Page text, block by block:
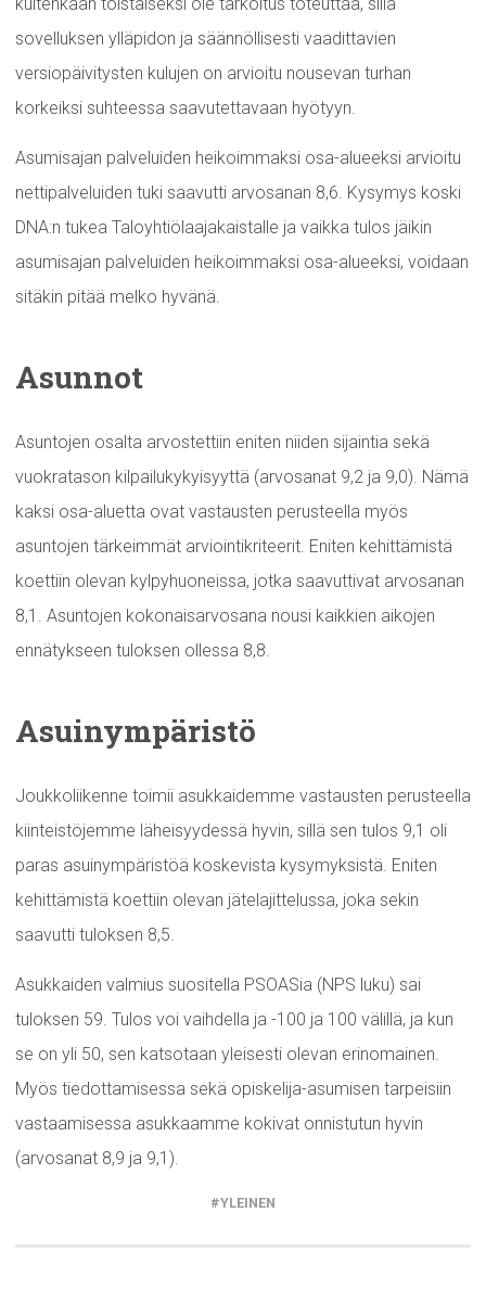
sovelluksen ylläpidon ja säännöllisesti vaadittavien
versiopäivitysten kulujen on arvioitu nousevan turhan
korkeiksi suhteessa saavutettavaan hyötyyn.
Asumisajan palveluiden heikoimmaksi osa-alueeksi arvioitu
nettipalveluiden tuki saavutti arvosanan 8,6. Kysymys koski
DNA:n tukea Taloyhtiölaajakaistalle ja vaikka tulos jäikin
asumisajan palveluiden heikoimmaksi osa-alueeksi, voidaan
sitäkin pitää melko hyvänä.
Asunnot
Asuntojen osalta arvostettiin eniten niiden sijaintia sekä
vuokratason kilpailukykyisyyttä (arvosanat 9,2 ja 9,0). Nämä
kaksi osa-aluetta ovat vastausten perusteella myös
asuntojen tärkeimmät arviointikriteerit. Eniten kehittämistä
koettiin olevan kylpyhuoneissa, jotka saavuttivat arvosanan
8,1. Asuntojen kokonaisarvosana nousi kaikkien aikojen
ennätykseen tuloksen ollessa 8,8.
Asuinympäristö
Joukkoliikenne toimii asukkaidemme vastausten perusteella
kiinteistöjemme läheisyydessä hyvin, sillä sen tulos 9,1 oli
paras asuinympäristöä koskevista kysymyksistä. Eniten
kehittämistä koettiin olevan jätelajittelussa, joka sekin
saavutti tuloksen 8,5.
Asukkaiden valmius suositella PSOASia (NPS luku) sai
tuloksen 59. Tulos voi vaihdella ja -100 ja 100 välillä, ja kun
se on yli 50, sen katsotaan yleisesti olevan erinomainen.
Myös tiedottamisessa sekä opiskelija-asumisen tarpeisiin
vastaamisessa asukkaamme kokivat onnistutun hyvin
(arvosanat 8,9 ja 9,1).
YLEINEN